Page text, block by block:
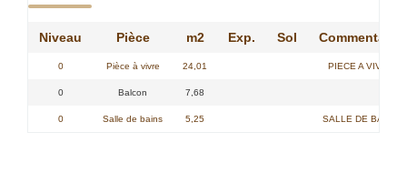
Niveau Pièce m2 Exp. Sol
0 Pièce à vivre 24,01 PIECE A VIVRE -
0 Balcon 7,68
0 Salle de bains 5,25 SALLE DE BAINS -